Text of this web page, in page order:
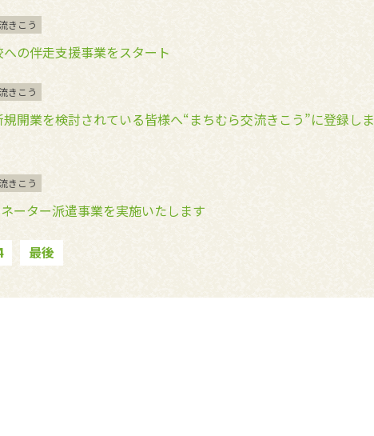
きこう
の伴走支援事業をスタート
きこう
開業を検討されている皆様へ“まちむら交流きこう”に登録しま
きこう
ーター派遣事業を実施いたします
最後